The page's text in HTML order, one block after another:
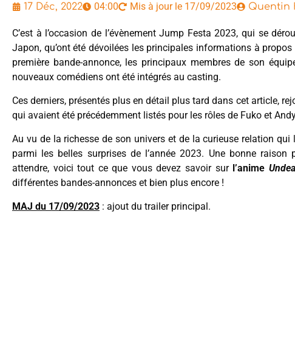
17 Déc, 2022 04:00 Mis à jour le 17/09/2023 Quentin
C’est à l’occasion de l’évènement Jump Festa 2023, qui se
Japon, qu’ont été dévoilées les principales informations à propos
première bande-annonce, les principaux membres de son
nouveaux comédiens ont été intégrés au casting.
Ces derniers, présentés plus en détail plus tard dans cet article,
qui avaient été précédemment listés pour les rôles de Fuko et
Au vu de la richesse de son univers et de la curieuse relation
parmi les belles surprises de l’année 2023. Une bonne
attendre, voici tout ce que vous devez savoir sur l’anime
différentes bandes-annonces et bien plus encore !
MAJ du 17/09/2023 : ajout du trailer principal.